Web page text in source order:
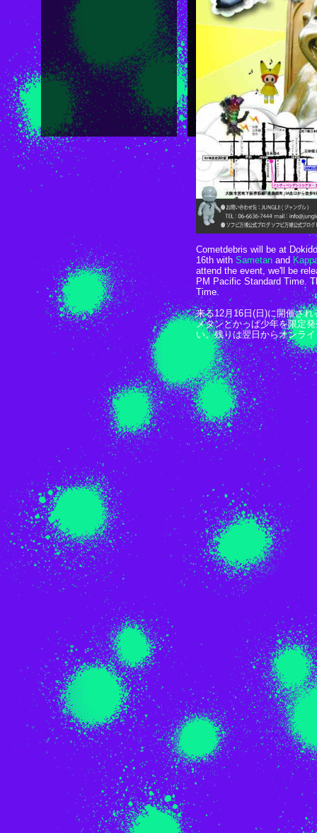
Cometdebris will be at
16th with Sametan and
attend the event, we'll be
PM Pacific Standard Time.
Time.
来る12月16日(日)に開催され
メタンとかっぱ少年を限定
い。残りは翌日からオンラ